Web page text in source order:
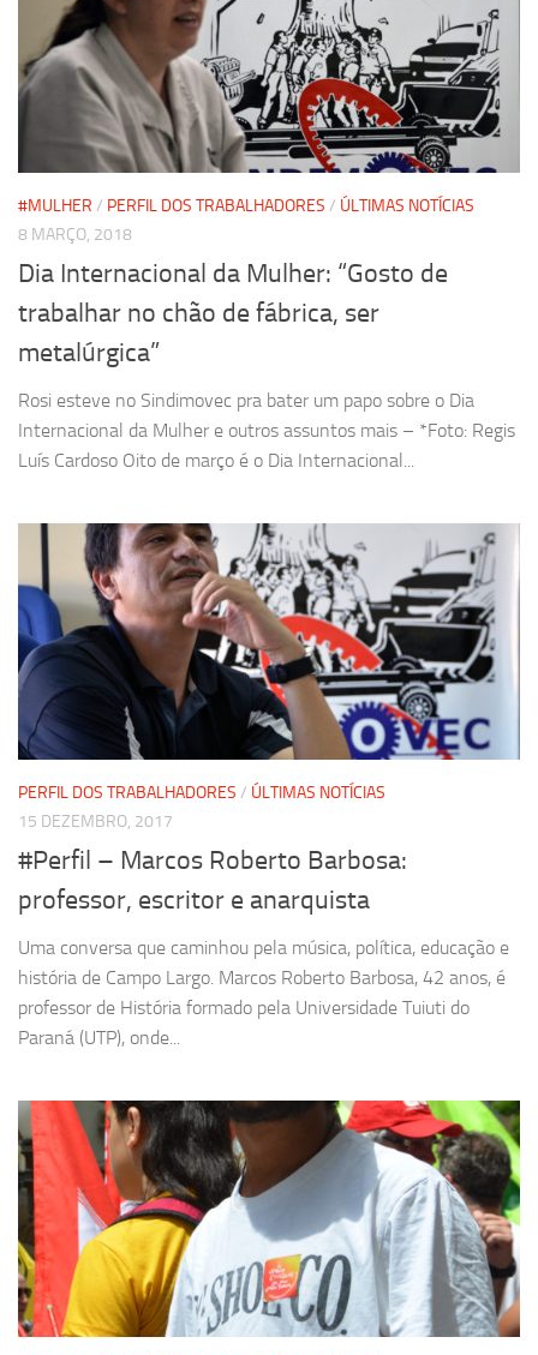
#MULHER / PERFIL DOS TRABALHADORES / ÚLTIMAS NOTÍCIAS
8 MARÇO, 2018
Dia Internacional da Mulher: “Gosto de
trabalhar no chão de fábrica, ser
metalúrgica”
Rosi esteve no Sindimovec pra bater um papo sobre o Dia
Internacional da Mulher e outros assuntos mais – *Foto: Regis
Luís Cardoso Oito de março é o Dia Internacional...
PERFIL DOS TRABALHADORES / ÚLTIMAS NOTÍCIAS
15 DEZEMBRO, 2017
#Perfil – Marcos Roberto Barbosa:
professor, escritor e anarquista
Uma conversa que caminhou pela música, política, educação e
história de Campo Largo. Marcos Roberto Barbosa, 42 anos, é
professor de História formado pela Universidade Tuiuti do
Paraná (UTP), onde...